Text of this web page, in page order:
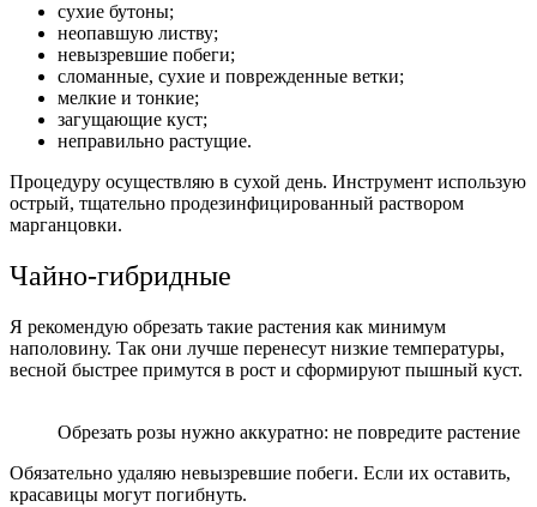
сухие бутоны;
неопавшую листву;
невызревшие побеги;
сломанные, сухие и поврежденные ветки;
мелкие и тонкие;
загущающие куст;
неправильно растущие.
Процедуру осуществляю в сухой день. Инструмент использую
острый, тщательно продезинфицированный раствором
марганцовки.
Чайно-гибридные
Я рекомендую обрезать такие растения как минимум
наполовину. Так они лучше перенесут низкие температуры,
весной быстрее примутся в рост и сформируют пышный куст.
Обрезать розы нужно аккуратно: не повредите растение
Обязательно удаляю невызревшие побеги. Если их оставить,
красавицы могут погибнуть.